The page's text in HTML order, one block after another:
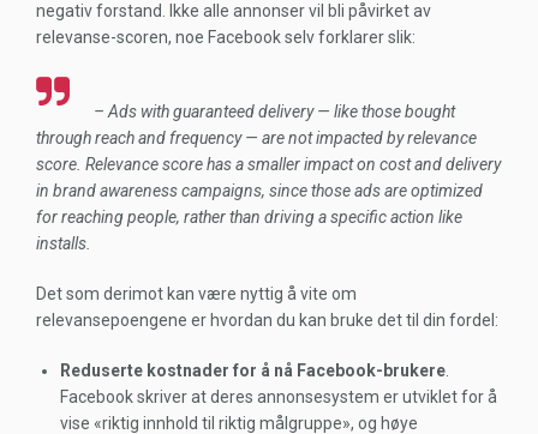
negativ forstand. Ikke alle annonser vil bli påvirket av
relevanse-scoren, noe Facebook selv forklarer slik:
– Ads with guaranteed delivery — like those bought
through reach and frequency — are not impacted by relevance
score. Relevance score has a smaller impact on cost and delivery
in brand awareness campaigns, since those ads are optimized
for reaching people, rather than driving a specific action like
installs.
Det som derimot kan være nyttig å vite om
relevansepoengene er hvordan du kan bruke det til din fordel:
Reduserte kostnader for å nå Facebook-brukere
Facebook skriver at deres annonsesystem er utviklet for å
vise «riktig innhold til riktig målgruppe», og høye